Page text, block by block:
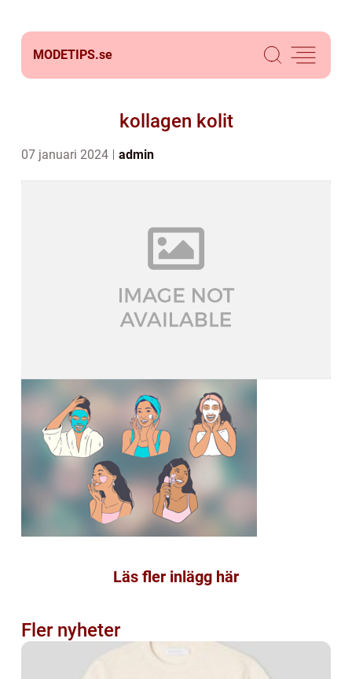
MODETIPS.se
kollagen kolit
07 januari 2024 admin
Läs fler inlägg här
Fler nyheter